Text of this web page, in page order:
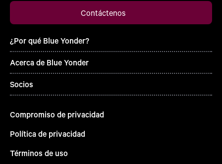
Contáctenos
¿Por qué Blue Yonder?
Acerca de Blue Yonder
Socios
Compromiso de privacidad
Política de privacidad
Términos de uso